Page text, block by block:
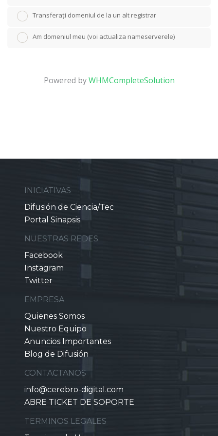
Transferați domeniul de la un alt registrar
Am domeniul meu (voi actualiza nameserverele)
Powered byWHMCompleteSolution
INICIATIVAS
Difusión de Ciencia/Tec
Portal Sinapsis
NUESTRAS REDES
Facebook
Instagram
Twitter
EMPRESA
Quienes Somos
Nuestro Equipo
Anuncios Importantes
Blog de Difusión
CONTACTANOS
info@cerebro-digital.com
ABRE TICKET DE SOPORTE
TERMINOS LEGALES